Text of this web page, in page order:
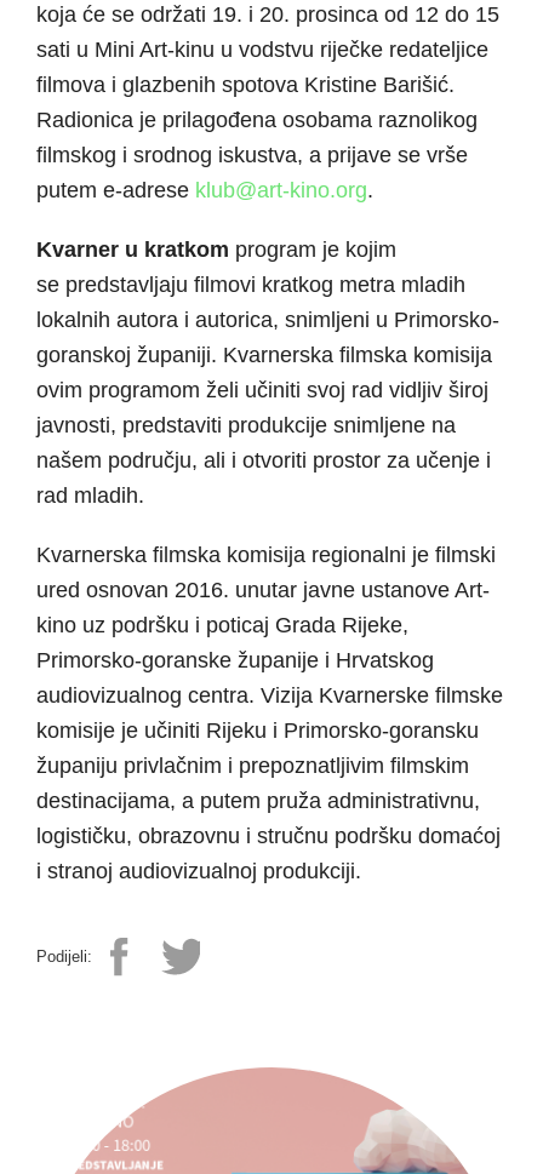
koja će se održati 19. i 20. prosinca od 12 do 15
sati u Mini Art-kinu u vodstvu riječke redateljice
filmova i glazbenih spotova Kristine Barišić.
Radionica je prilagođena osobama raznolikog
filmskog i srodnog iskustva, a prijave se vrše
putem e-adrese klub@art-kino.org.
Kvarner u kratkom program je kojim
se predstavljaju filmovi kratkog metra mladih
lokalnih autora i autorica, snimljeni u Primorsko-
goranskoj županiji. Kvarnerska filmska komisija
ovim programom želi učiniti svoj rad vidljiv široj
javnosti, predstaviti produkcije snimljene na
našem području, ali i otvoriti prostor za učenje i
rad mladih.
Kvarnerska filmska komisija regionalni je filmski
ured osnovan 2016. unutar javne ustanove Art-
kino uz podršku i poticaj Grada Rijeke,
Primorsko-goranske županije i Hrvatskog
audiovizualnog centra. Vizija Kvarnerske filmske
komisije je učiniti Rijeku i Primorsko-goransku
županiju privlačnim i prepoznatljivim filmskim
destinacijama, a putem pruža administrativnu,
logističku, obrazovnu i stručnu podršku domaćoj
i stranoj audiovizualnoj produkciji.
Podijeli: